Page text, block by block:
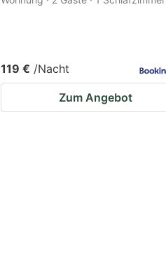
119 € /Nacht
Zum Angebot